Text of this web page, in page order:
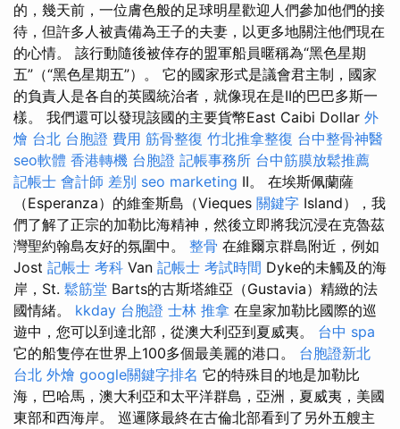
的，幾天前，一位膚色般的足球明星歡迎人們參加他們的接
待，但許多人被責備為王子的夫妻，以更多地關注他們現在
的心情。 該行動隨後被倖存的盟軍船員暱稱為“黑色星期
五”（“黑色星期五”）。 它的國家形式是議會君主制，國家
的負責人是各自的英國統治者，就像現在是II的巴巴多斯一
樣。 我們還可以發現該國的主要貨幣East Caibi Dollar 外
燴 台北 台胞證 費用 筋骨整復 竹北推拿整復 台中整骨神醫
seo軟體 香港轉機 台胞證 記帳事務所 台中筋膜放鬆推薦
記帳士 會計師 差別 seo marketing II。 在埃斯佩蘭薩
（Esperanza）的維奎斯島（Vieques 關鍵字 Island），我
們了解了正宗的加勒比海精神，然後立即將我沉浸在克魯茲
灣聖約翰島友好的氛圍中。 整骨 在維爾京群島附近，例如
Jost 記帳士 考科 Van 記帳士 考試時間 Dyke的未觸及的海
岸，St. 鬆筋堂 Barts的古斯塔維亞（Gustavia）精緻的法
國情緒。 kkday 台胞證 士林 推拿 在皇家加勒比國際的巡
遊中，您可以到達北部，從澳大利亞到夏威夷。 台中 spa
它的船隻停在世界上100多個最美麗的港口。 台胞證新北
台北 外燴 google關鍵字排名 它的特殊目的地是加勒比
海，巴哈馬，澳大利亞和太平洋群島，亞洲，夏威夷，美國
東部和西海岸。 巡邏隊最終在古倫北部看到了另外五艘主